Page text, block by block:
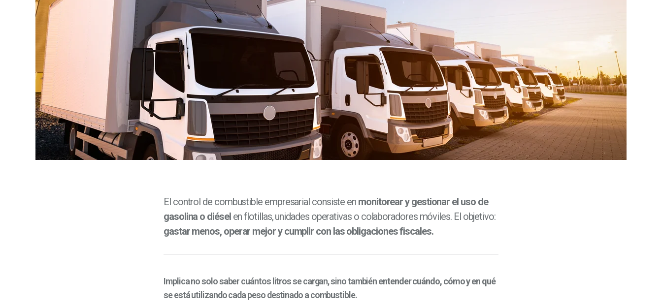
El control de combustible empresarial consiste en monitorear y gestionar el uso de
gasolina o diéselen flotillas, unidades operativas o colaboradores móviles. El objetivo:
gastar menos, operar mejor y cumplir con las obligaciones fiscales.
Implica no solo saber cuántos litros se cargan, sino tambiénentender cuándo, cómo y en qué
se está utilizando cada peso destinado a combustible.